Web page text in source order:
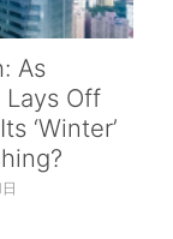
As
Off
‘Winter’